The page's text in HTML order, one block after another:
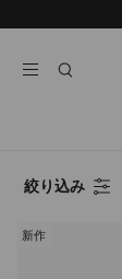
ン
ス
ラ
絞り込み
新作